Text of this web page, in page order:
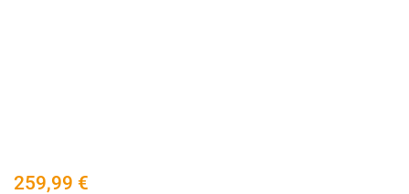
259,99 €